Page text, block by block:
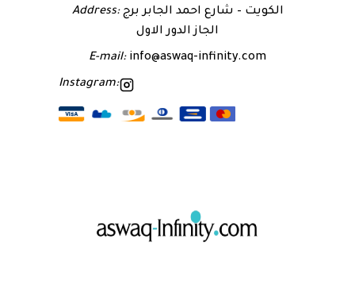
Address:الكويت – شارع احمد الجابر برج
الجاز الدور الاول
E-mail:info@aswaq-infinity.com
Instagram: